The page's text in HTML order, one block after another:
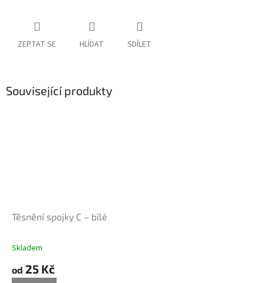
ZEPTAT SE HLÍDAT SDÍLET
Související produkty
Těsnění spojky C – bílé
Skladem
od 25 Kč